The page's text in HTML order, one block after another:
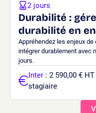
Durabilité :
durabilité en
Appréhendez les enjeux
intégrer durablement avec
jours.
2 jours
Inter : 2 590,00 €
stagiaire